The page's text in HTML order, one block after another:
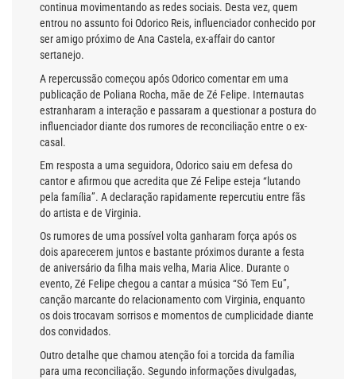
continua movimentando as redes sociais. Desta vez, quem
entrou no assunto foi Odorico Reis, influenciador conhecido por
ser amigo próximo de Ana Castela, ex-affair do cantor
sertanejo.
A repercussão começou após Odorico comentar em uma
publicação de Poliana Rocha, mãe de Zé Felipe. Internautas
estranharam a interação e passaram a questionar a postura do
influenciador diante dos rumores de reconciliação entre o ex-
casal.
Em resposta a uma seguidora, Odorico saiu em defesa do
cantor e afirmou que acredita que Zé Felipe esteja “lutando
pela família”. A declaração rapidamente repercutiu entre fãs
do artista e de Virginia.
Os rumores de uma possível volta ganharam força após os
dois aparecerem juntos e bastante próximos durante a festa
de aniversário da filha mais velha, Maria Alice. Durante o
evento, Zé Felipe chegou a cantar a música “Só Tem Eu”,
canção marcante do relacionamento com Virginia, enquanto
os dois trocavam sorrisos e momentos de cumplicidade diante
dos convidados.
Outro detalhe que chamou atenção foi a torcida da família
para uma reconciliação. Segundo informações divulgadas,